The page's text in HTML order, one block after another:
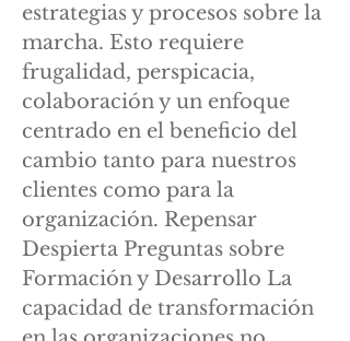
estrategias y procesos sobre la
marcha. Esto requiere
frugalidad, perspicacia,
colaboración y un enfoque
centrado en el beneficio del
cambio tanto para nuestros
clientes como para la
organización. Repensar
Despierta Preguntas sobre
Formación y Desarrollo La
capacidad de transformación